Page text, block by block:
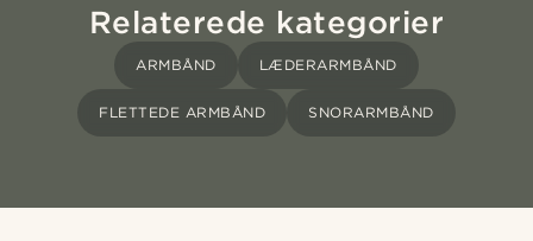
Relaterede kategorier
ARMBÅND LÆDERARMBÅND
FLETTEDE ARMBÅND SNORARMBÅND